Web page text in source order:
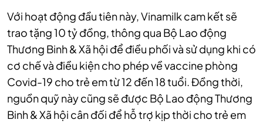
Với hoạt động đầu tiên này, Vinamilk cam kết sẽ
trao tặng 10 tỷ đồng, thông qua Bộ Lao động
Thương Binh & Xã hội để điều phối và sử dụng khi có
cơ chế và điều kiện cho phép về vaccine phòng
Covid-19 cho trẻ em từ 12 đến 18 tuổi. Đồng thời,
nguồn quỹ này cũng sẽ được Bộ Lao động Thương
Binh & Xã hội cân đối để hỗ trợ kịp thời cho trẻ em